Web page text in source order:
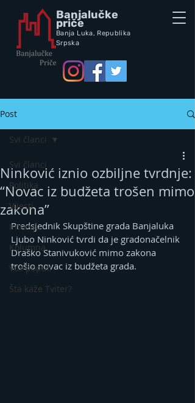
Banjalučke
priče
Banja Luka, Republika
Srpska
Post
Svi članci
Politika
Vijesti
Intervju
Kolumna
Vox populi
Šta kaže Tviter?
Svi članci
Ninković iznio ozbiljne tvrdnje:
“Novac iz budžeta trošen mimo
zakona”
Predsjednik Skupštine grada Banjaluka
Ljubo Ninković tvrdi da je gradonačelnik
Draško Stanivuković mimo zakona
trošio novac iz budžeta grada.